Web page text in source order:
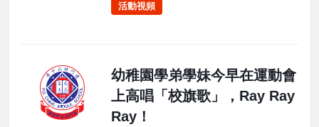
活動視頻
幼稚園學弟學妹今早在運動會
上高唱「校旗歌」，Ray Ray
Ray！